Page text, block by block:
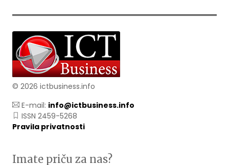
© 2026 ictbusiness.info
E-mail: info@ictbusiness.info
ISSN 2459-5268
Pravila privatnosti
Imate priču za nas?